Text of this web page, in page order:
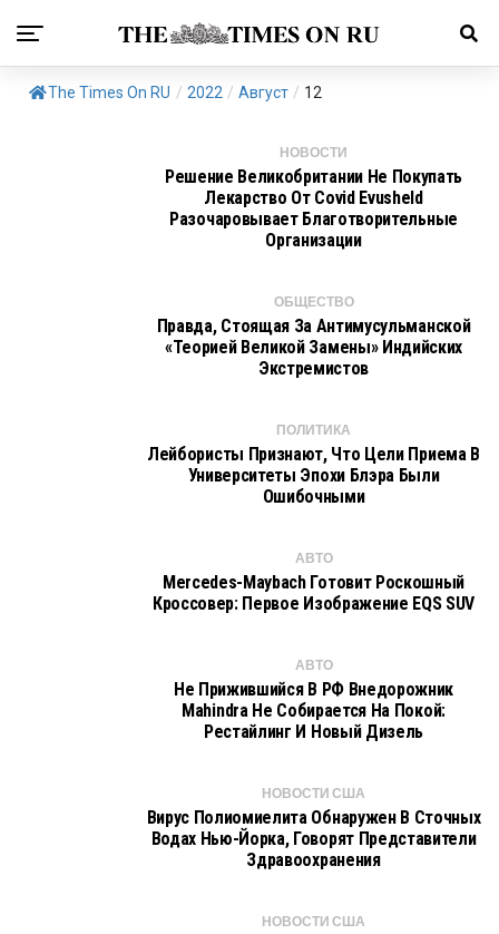
The Times On RU / 2022 / Август / 12
НОВОСТИ
Решение Великобритании Не Покупать
Лекарство От Covid Evusheld
Разочаровывает Благотворительные
Организации
ОБЩЕСТВО
Правда, Стоящая За Антимусульманской
«теорией Великой Замены» Индийских
Экстремистов
ПОЛИТИКА
Лейбористы Признают, Что Цели Приема В
Университеты Эпохи Блэра Были
Ошибочными
АВТО
Mercedes-Maybach Готовит Роскошный
Кроссовер: Первое Изображение EQS SUV
АВТО
Не Прижившийся В РФ Внедорожник
Mahindra Не Собирается На Покой:
Рестайлинг И Новый Дизель
НОВОСТИ США
Вирус Полиомиелита Обнаружен В Сточных
Водах Нью-Йорка, Говорят Представители
Здравоохранения
НОВОСТИ США